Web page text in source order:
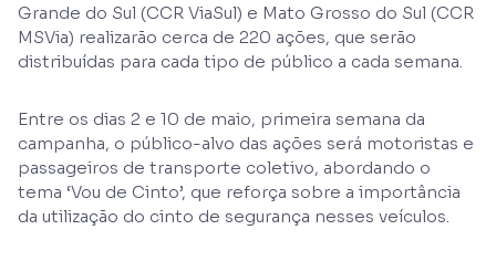
Grande do Sul (CCR ViaSul) e Mato Grosso do Sul (CCR
MSVia) realizarão cerca de 220 ações, que serão
distribuídas para cada tipo de público a cada semana.
Entre os dias 2 e 10 de maio, primeira semana da
campanha, o público-alvo das ações será motoristas e
passageiros de transporte coletivo, abordando o
tema ‘Vou de Cinto’, que reforça sobre a importância
da utilização do cinto de segurança nesses veículos.